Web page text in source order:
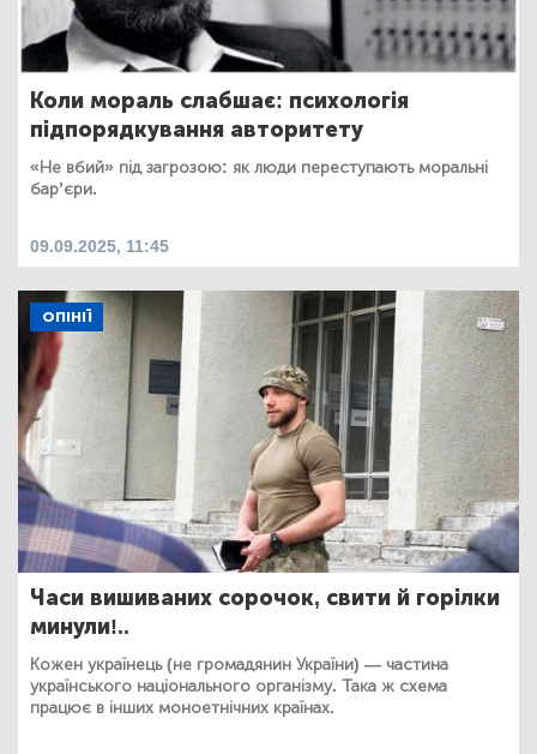
Коли мораль слабшає: психологія
підпорядкування авторитету
«Не вбий» під загрозою: як люди переступають моральні
бар’єри.
09.09.2025, 11:45
ОПІНІЇ
Часи вишиваних сорочок, свити й горілки
минули!..
Кожен українець (не громадянин України) — частина
українського національного організму. Така ж схема
працює в інших моноетнічних країнах.